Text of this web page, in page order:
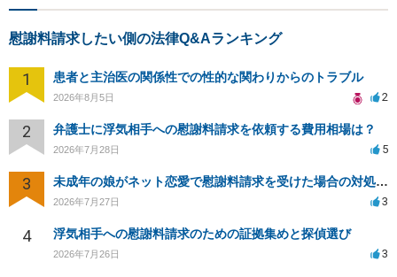
慰謝料請求したい側の法律Q&Aランキング
1 患者と主治医の関係性での性的な関わりからのトラブル
2026年8月5日 2
2 弁護士に浮気相手への慰謝料請求を依頼する費用相場は？
2026年7月28日 5
3 未成年の娘がネット恋愛で慰謝料請求を受けた場合の対処法は？
2026年7月27日 3
4 浮気相手への慰謝料請求のための証拠集めと探偵選び
2026年7月26日 3